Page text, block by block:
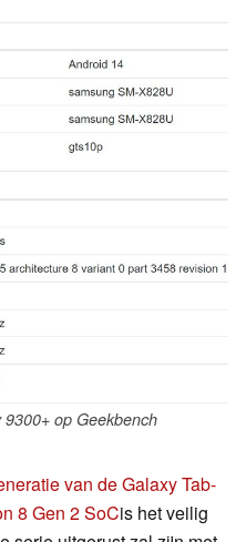
op Geekbench
van de Galaxy Tab-
8 Gen 2 SoCis het veilig